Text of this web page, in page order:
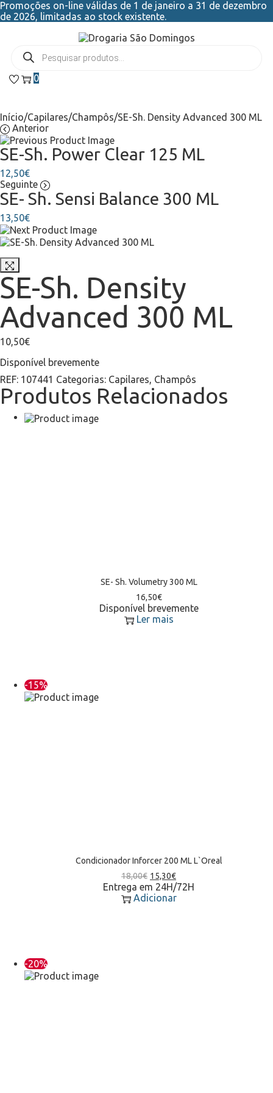
Promoções on-line válidas de 1 de janeiro a 31 de dezembro
de 2026, limitadas ao stock existente.
0
Início/Capilares/Champôs/SE-Sh. Density Advanced 300 ML
Anterior
SE-Sh. Power Clear 125 ML
12,50€
Seguinte
SE- Sh. Sensi Balance 300 ML
13,50€
SE-Sh. Density
Advanced 300 ML
10,50€
Disponível brevemente
REF: 107441 Categorias: Capilares, Champôs
Produtos Relacionados
SE- Sh. Volumetry 300 ML
16,50€
Disponível brevemente
Ler mais
-15%
Condicionador Inforcer 200 ML L`Oreal
18,00€ 15,30€
Entrega em 24H/72H
Adicionar
-20%